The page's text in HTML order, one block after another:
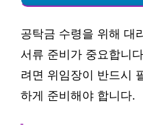
공탁금 수령을 위해 대
서류 준비가 중요합니
려면 위임장이 반드시
하게 준비해야 합니다.